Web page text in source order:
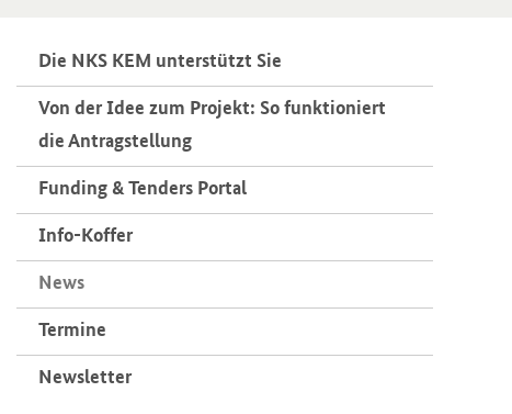
Die NKS KEM un­ter­stützt Sie
Von der Idee zum Pro­jekt: So funk­tio­niert
die An­trag­stel­lung
Fun­ding & Ten­ders Por­tal
Info-​Koffer
News
Ter­mi­ne
News­let­ter